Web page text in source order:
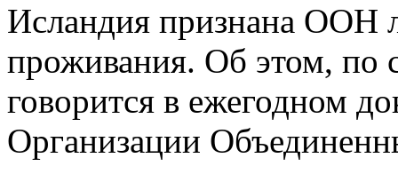
Исландия признана ООН
проживания. Об этом,
говорится в ежегодном
Организации